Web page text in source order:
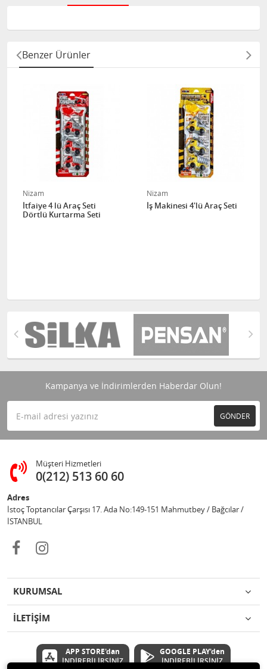
Benzer Ürünler
Nizam
İtfaiye 4 lü Araç Seti
Dörtlü Kurtarma Seti
Nizam
İş Makinesi 4'lü Araç Seti
Kampanya ve İndirimlerden Haberdar Olun!
GÖNDER
Müşteri Hizmetleri
0(212) 513 60 60
Adres
İstoç Toptancılar Çarşısı 17. Ada No:149-151 Mahmutbey / Bağcılar /
İSTANBUL
KURUMSAL
İLETİŞİM
APP STORE'dan
İNDİREBİLİRSİNİZ
GOOGLE PLAY'den
İNDİREBİLİRSİNİZ